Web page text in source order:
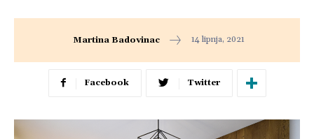
Martina Badovinac 14 lipnja, 2021
Facebook Twitter